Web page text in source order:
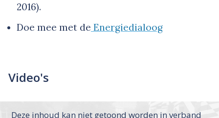
2016).
Doe mee met de Energiedialoog
Video's
Deze inhoud kan niet getoond worden in verband